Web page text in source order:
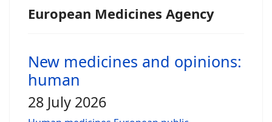
European Medicines Agency
New medicines and opinions:
human
28 July 2026